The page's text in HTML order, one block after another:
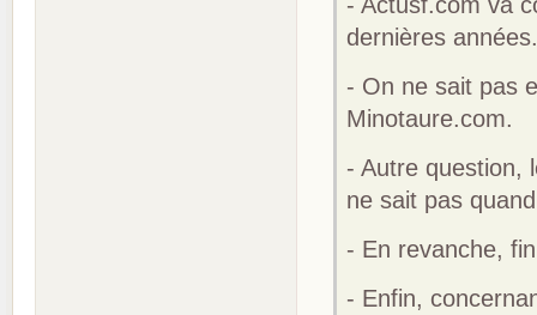
dernières
- On ne sait pas
Minotaure.com.
- Autre question,
ne sait pas
- En revanche,
- Enfin,